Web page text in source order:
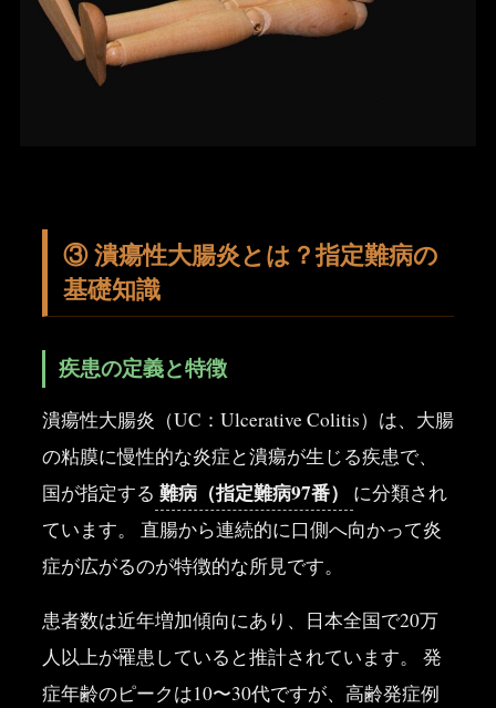
③ 潰瘍性大腸炎とは？指定難病の
基礎知識
疾患の定義と特徴
潰瘍性大腸炎（UC：Ulcerative Colitis）は、大腸
の粘膜に慢性的な炎症と潰瘍が生じる疾患で、
国が指定する 難病（指定難病97番）
に分類され
ています。 直腸から連続的に口側へ向かって炎
症が広がるのが特徴的な所見です。
患者数は近年増加傾向にあり、日本全国で20万
人以上が罹患していると推計されています。 発
症年齢のピークは10〜30代ですが、高齢発症例